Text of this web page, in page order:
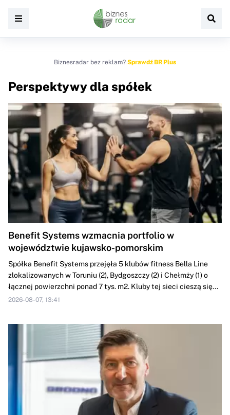
Biznesradar bez reklam? Sprawdź BR Plus
Perspektywy dla spółek
Benefit Systems wzmacnia portfolio w
województwie kujawsko-pomorskim
Spółka Benefit Systems przejęła 5 klubów fitness Bella Line
zlokalizowanych w Toruniu (2), Bydgoszczy (2) i Chełmży (1) o
łącznej powierzchni ponad 7 tys. m2. Kluby tej sieci cieszą się...
2026-08-07, 13:41